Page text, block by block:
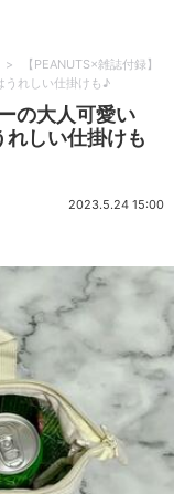
>
【PEANUTS×雑誌付録】
うれしい仕掛けも♪
の大人可愛い
れしい仕掛けも
2023.5.24 15:00